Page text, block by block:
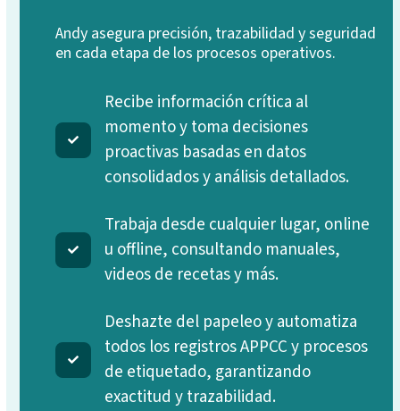
Andy asegura precisión, trazabilidad y seguridad
en cada etapa de los procesos operativos.
Recibe información crítica al
momento y toma decisiones
proactivas basadas en datos
consolidados y análisis detallados.
Trabaja desde cualquier lugar, online
u offline, consultando manuales,
videos de recetas y más.
Deshazte del papeleo y automatiza
todos los registros APPCC y procesos
de etiquetado, garantizando
exactitud y trazabilidad.